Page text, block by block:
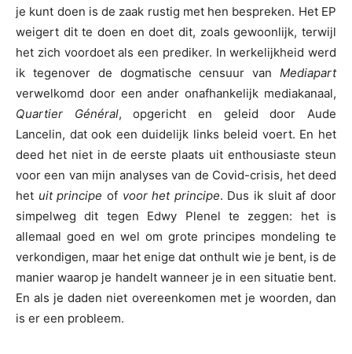
je kunt doen is de zaak rustig met hen bespreken. Het EP
weigert dit te doen en doet dit, zoals gewoonlijk, terwijl
het zich voordoet als een prediker. In werkelijkheid werd
ik tegenover de dogmatische censuur van Mediapart
verwelkomd door een ander onafhankelijk mediakanaal,
Quartier Général, opgericht en geleid door Aude
Lancelin, dat ook een duidelijk links beleid voert. En het
deed het niet in de eerste plaats uit enthousiaste steun
voor een van mijn analyses van de Covid-crisis, het deed
het uit principe of voor het principe. Dus ik sluit af door
simpelweg dit tegen Edwy Plenel te zeggen: het is
allemaal goed en wel om grote principes mondeling te
verkondigen, maar het enige dat onthult wie je bent, is de
manier waarop je handelt wanneer je in een situatie bent.
En als je daden niet overeenkomen met je woorden, dan
is er een probleem.